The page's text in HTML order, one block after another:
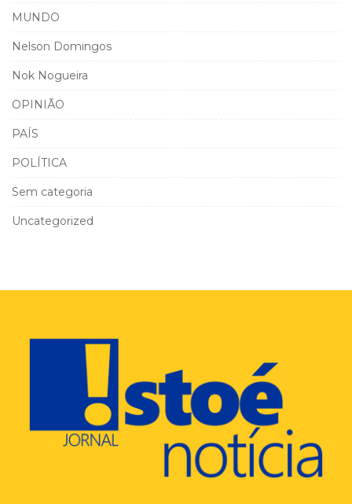
MUNDO
Nelson Domingos
Nok Nogueira
OPINIÃO
PAÍS
POLÍTICA
Sem categoria
Uncategorized